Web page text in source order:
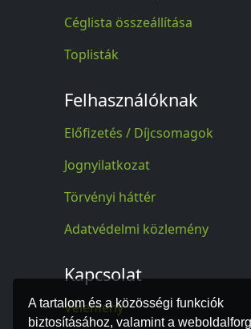
A tartalom és a közösségi funkciók
biztosításához, valamint a
Céglista összeállítása
Toplisták
Felhasználóknak
Előfizetés / Díjcsomagok
Jognyilatkozat
Törvényi háttér
Adatvédelmi közlemény
Kapcsolat
Vélemény